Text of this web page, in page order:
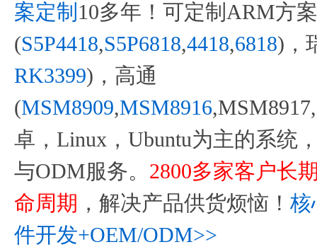
案定制 10多年！可定制ARM方
(S5P4418,S5P6818,4418,6818)，
RK3399)，高通
(MSM8909,MSM8916,MSM8917,
卓，Linux，Ubuntu为主的系统
与ODM服务。 2800多家客户长
命周期 ，解决产品供货烦恼！ 核
件开发+OEM/ODM>>